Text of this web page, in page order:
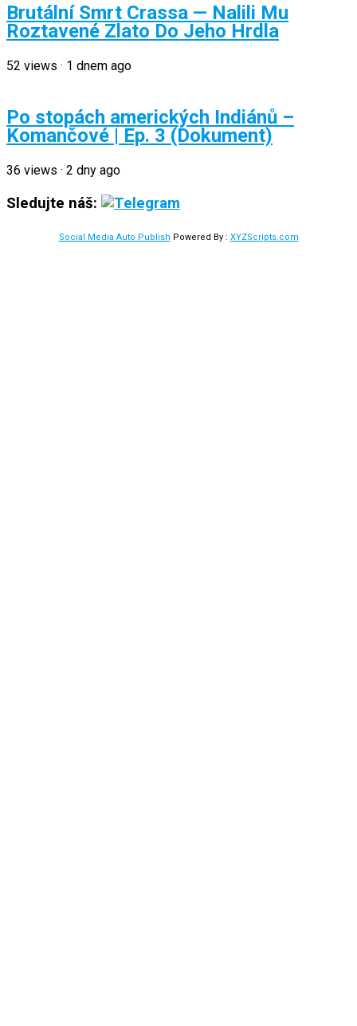
Brutální Smrt Crassa — Nalili Mu
Roztavené Zlato Do Jeho Hrdla
52 views · 1 dnem ago
Po stopách amerických Indiánů –
Komančové | Ep. 3 (Dokument)
36 views · 2 dny ago
Sledujte náš:
Social Media Auto Publish Powered By : XYZScripts.com